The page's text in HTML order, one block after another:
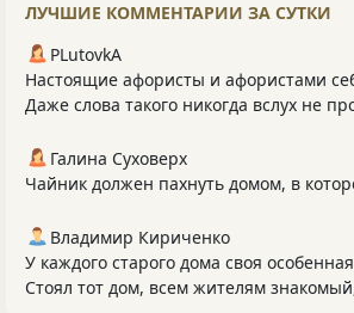
ЛУЧШИЕ КОММЕНТАРИИ ЗА СУТКИ
PLutоvkА
Настоящие афористы и афористами
Даже слова такого никогда вслух не
Галина Суховерх
Чайник должен пахнуть домом, в
Владимир Кириченко
У каждого старого дома своя
Стоял тот дом, всем жителям